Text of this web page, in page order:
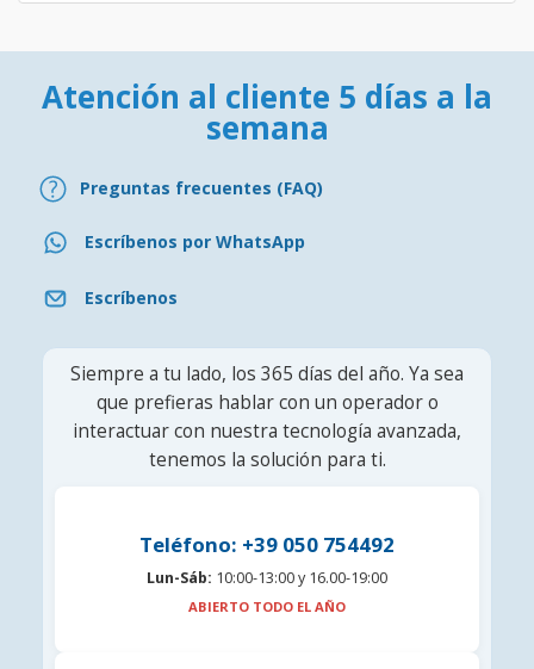
Atención al cliente 5 días a la
semana
Preguntas frecuentes (FAQ)
Escríbenos por WhatsApp
Escríbenos
Siempre a tu lado, los 365 días del año. Ya sea
que prefieras hablar con un operador o
interactuar con nuestra tecnología avanzada,
tenemos la solución para ti.
Teléfono: +39 050 754492
Lun-Sáb: 10:00-13:00 y 16.00-19:00
ABIERTO TODO EL AÑO